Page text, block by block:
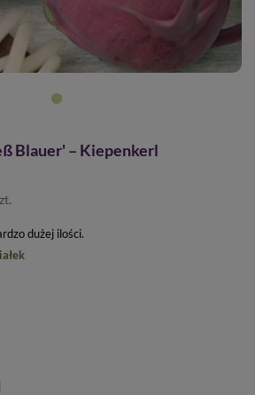
Blauer' – Kiepenkerl
dużej ilości